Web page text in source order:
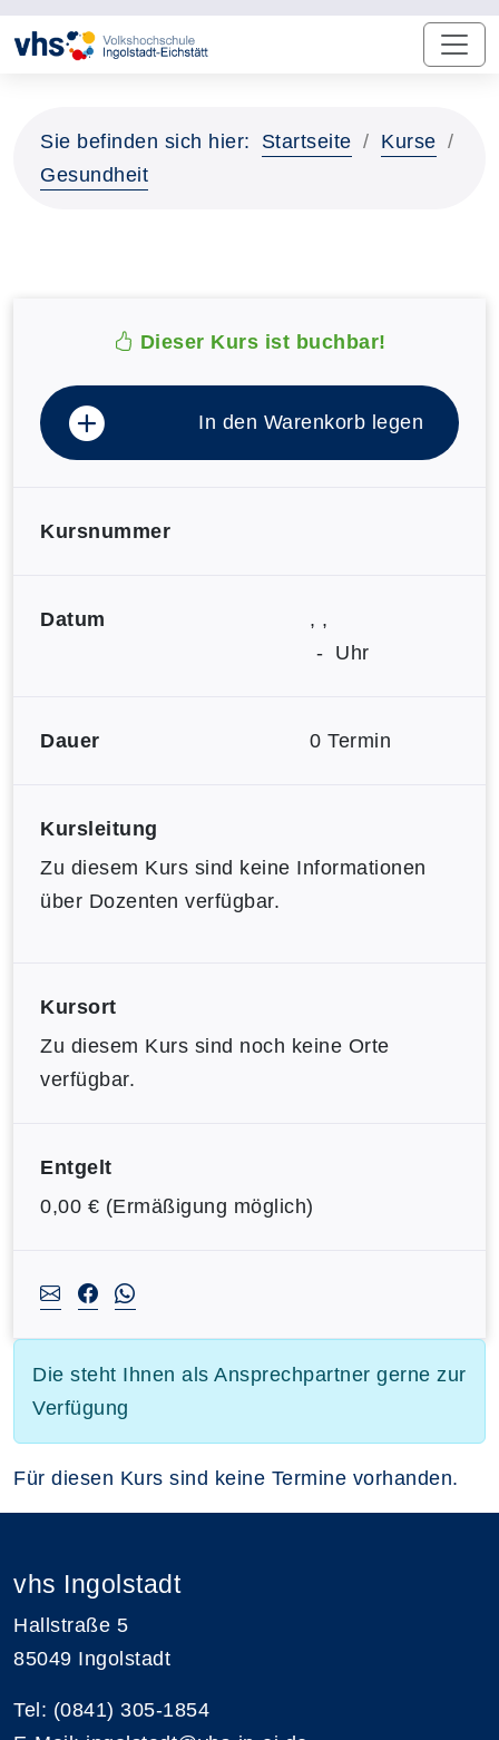
Sie befinden sich hier: Startseite
Kurse
Gesundheit
Dieser Kurs ist buchbar!
In den Warenkorb legen
Kursnummer
Datum
, ,
- Uhr
Dauer 0 Termin
Kursleitung
Zu diesem Kurs sind keine Informationen
über Dozenten verfügbar.
Kursort
Zu diesem Kurs sind noch keine Orte
verfügbar.
Entgelt
0,00 € (Ermäßigung möglich)
Die steht Ihnen als Ansprechpartner gerne zur
Verfügung
Für diesen Kurs sind keine Termine vorhanden.
vhs Ingolstadt
Hallstraße 5
85049 Ingolstadt
Tel: (0841) 305-1854